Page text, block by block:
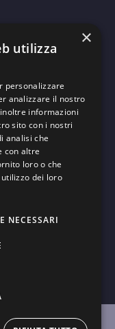
×
utilizza
personalizzare
analizzare il nostro
informazioni
sito con i nostri
analisi che
con altre
loro o che
dei loro
NECESSARI